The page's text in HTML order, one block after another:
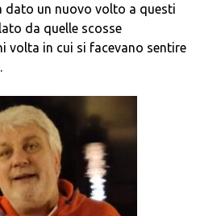
dato un nuovo volto a questi
da quelle scosse
volta in cui si facevano sentire